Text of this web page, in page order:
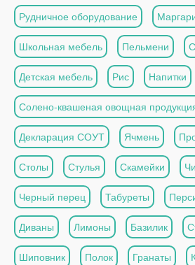
Рудничное оборудование
Школьная мебель Пельмени
Детская мебель Рис Напитки
Солено-квашеная овощная
Декларация СОУТ Ячмень
Столы Стулья Скамейки
Черный перец Табуреты
Диваны Лимоны Базилик
Шиповник Полок Гранаты